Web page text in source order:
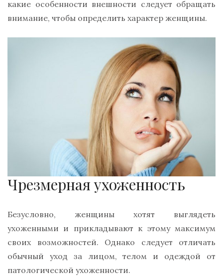
какие особенности внешности следует обращать
внимание, чтобы определить характер женщины.
Чрезмерная ухоженность
Безусловно, женщины хотят выглядеть
ухоженными и прикладывают к этому максимум
своих возможностей. Однако следует отличать
обычный уход за лицом, телом и одеждой от
патологической ухоженности.